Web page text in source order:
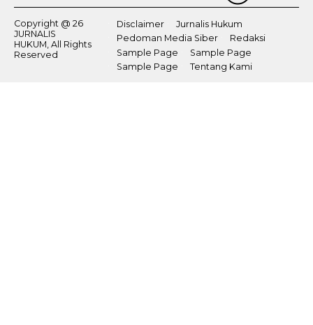
Copyright @ 26
JURNALIS
HUKUM, All Rights
Reserved
Disclaimer
Jurnalis Hukum
Pedoman Media Siber
Redaksi
Sample Page
Sample Page
Sample Page
Tentang Kami